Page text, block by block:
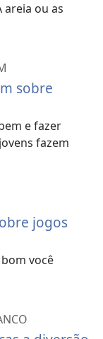
areia ou as
sobre
e fazer
fazem
jogos
você